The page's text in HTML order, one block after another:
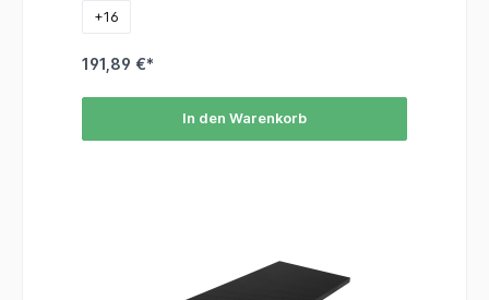
+16
191,89 €*
In den Warenkorb